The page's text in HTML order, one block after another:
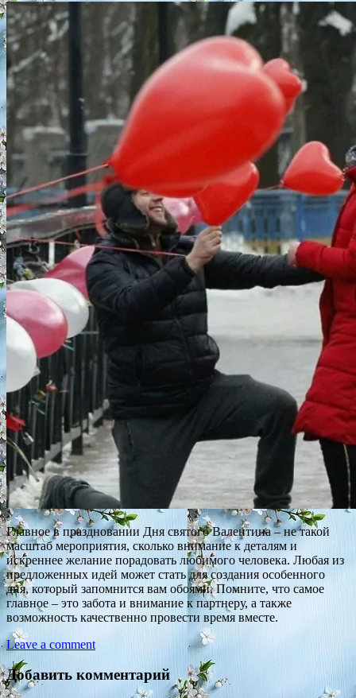
Главное в праздновании Дня святого Валентина – не такой
масштаб мероприятия, сколько внимание к деталям и
искреннее желание порадовать любимого человека. Любая из
предложенных идей может стать для создания особенного
дня, который запомнится вам обоями. Помните, что самое
главное – это забота и внимание к партнеру, а также
возможность качественно провести время вместе.
Leave a comment
Добавить комментарий